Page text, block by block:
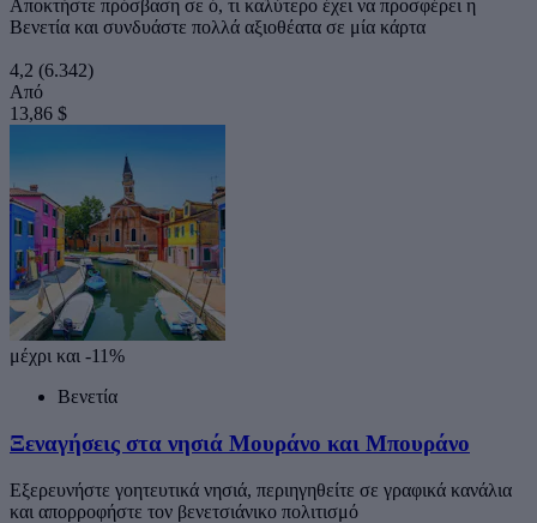
Αποκτήστε πρόσβαση σε ό, τι καλύτερο έχει να προσφέρει η
Βενετία και συνδυάστε πολλά αξιοθέατα σε μία κάρτα
4,2 (6.342)
Από
13,86 $
μέχρι και -11%
Βενετία
Ξεναγήσεις στα νησιά Μουράνο και Μπουράνο
Εξερευνήστε γοητευτικά νησιά, περιηγηθείτε σε γραφικά κανάλια
και απορροφήστε τον βενετσιάνικο πολιτισμό